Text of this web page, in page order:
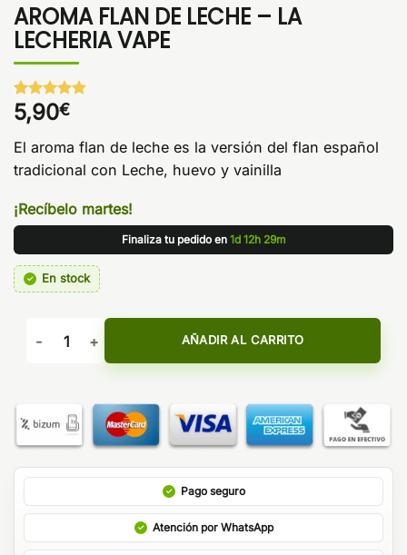
AROMA FLAN DE LECHE – LA
LECHERIA VAPE
Valorado
con5de 5
1
valoración
de un
5,90€
El aroma flan de leche es la versión del flan español
tradicional con Leche, huevo y vainilla
¡Recíbelo martes!
Finaliza tu pedido en 1d 12h 29m
En stock
AROMA FLAN DE LECHE - LA LECHERIA VAPE cantidad
AÑADIR AL CARRITO
Pago seguro
Atención por WhatsApp